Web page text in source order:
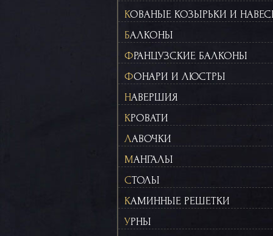
КОВАНЫЕ КОЗЫРЬКИ И
БАЛКОНЫ
ФРАНЦУЗСКИЕ БАЛКОНЫ
ФОНАРИ И ЛЮСТРЫ
НАВЕРШИЯ
КРОВАТИ
ЛАВОЧКИ
МАНГАЛЫ
СТОЛЫ
КАМИННЫЕ РЕШЕТКИ
УРНЫ